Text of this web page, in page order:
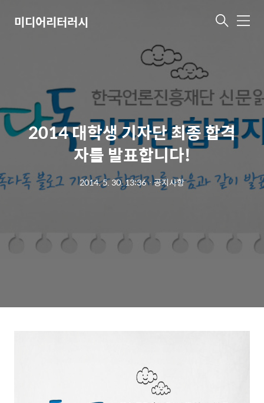
미디어리터러시 메
2014 대학생 기자단 최종 합격
자를 발표합니다!
2014. 5. 30. 13:36ㆍ공지사항